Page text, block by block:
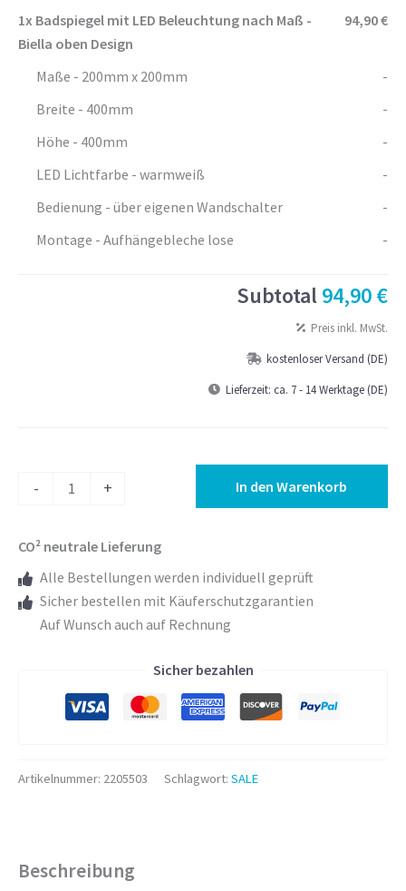
1x Badspiegel mit LED Beleuchtung nach Maß -
Biella oben Design
94,90 €
Maße - 200mm x 200mm
-
Breite - 400mm
-
Höhe - 400mm
-
LED Lichtfarbe - warmweiß
-
Bedienung - über eigenen Wandschalter
-
Montage - Aufhängebleche lose
-
Subtotal 94,90 €
Preis inkl. MwSt.
kostenloser Versand (DE)
Lieferzeit: ca. 7 - 14 Werktage (DE)
-
Badspiegel
Beleuchtung
nach
Maß
+ In den Warenkorb
CO² neutrale Lieferung
Alle Bestellungen werden individuell geprüft
Sicher bestellen mit Käuferschutzgarantien
Auf Wunsch auch auf Rechnung
Sicher bezahlen
Artikelnummer: 2205503 Schlagwort: SALE
Beschreibung